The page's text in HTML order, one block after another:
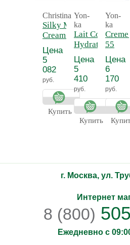
Christina
Silky Matte
Cream -
Нежный
матирующий
крем для
тела
Цена
5
082
руб.
Купить
Yon-
ka
Lait Corps
Hydratant
Detox -
Молочко для
тела
увлажняющее
Прованс
Цена
5
410
руб.
Купить
Yon-
ka
Creme
55
Цена
6
170
руб.
г. Москва, ул.
Интернет
8 (800)
Ежедневно с